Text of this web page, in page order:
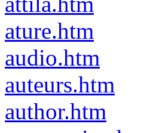
ature.htm
audio.htm
auteurs.htm
author.htm